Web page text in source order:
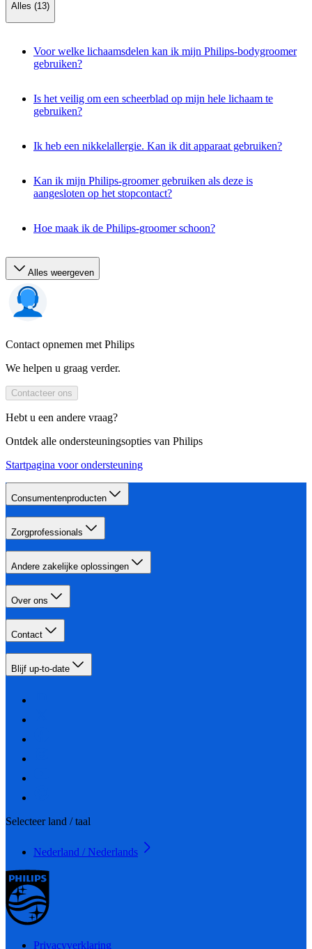
Alles (13)
Voor welke lichaamsdelen kan ik mijn Philips-bodygroomer
gebruiken?
Is het veilig om een scheerblad op mijn hele lichaam te
gebruiken?
Ik heb een nikkelallergie. Kan ik dit apparaat gebruiken?
Kan ik mijn Philips-groomer gebruiken als deze is
aangesloten op het stopcontact?
Hoe maak ik de Philips-groomer schoon?
Alles weergeven
Contact opnemen met Philips
We helpen u graag verder.
Contacteer ons
Hebt u een andere vraag?
Ontdek alle ondersteuningsopties van Philips
Startpagina voor ondersteuning
Consumentenproducten
Zorgprofessionals
Andere zakelijke oplossingen
Over ons
Contact
Blijf up-to-date
Selecteer land / taal
Nederland / Nederlands
Privacyverklaring